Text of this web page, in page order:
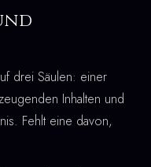
drei Säulen: einer
Inhalten und
Fehlt eine davon,